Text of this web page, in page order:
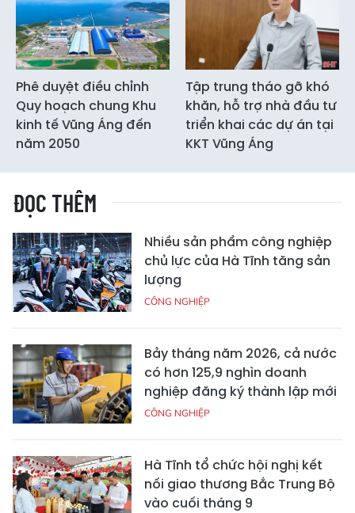
Phê duyệt điều chỉnh
Quy hoạch chung Khu
kinh tế Vũng Áng đến
năm 2050
Tập trung tháo gỡ khó
khăn, hỗ trợ nhà đầu tư
triển khai các dự án tại
KKT Vũng Áng
ĐỌC THÊM
Nhiều sản phẩm công nghiệp
chủ lực của Hà Tĩnh tăng sản
lượng
CÔNG NGHIỆP
Bảy tháng năm 2026, cả nước
có hơn 125,9 nghìn doanh
nghiệp đăng ký thành lập mới
CÔNG NGHIỆP
Hà Tĩnh tổ chức hội nghị kết
nối giao thương Bắc Trung Bộ
vào cuối tháng 9